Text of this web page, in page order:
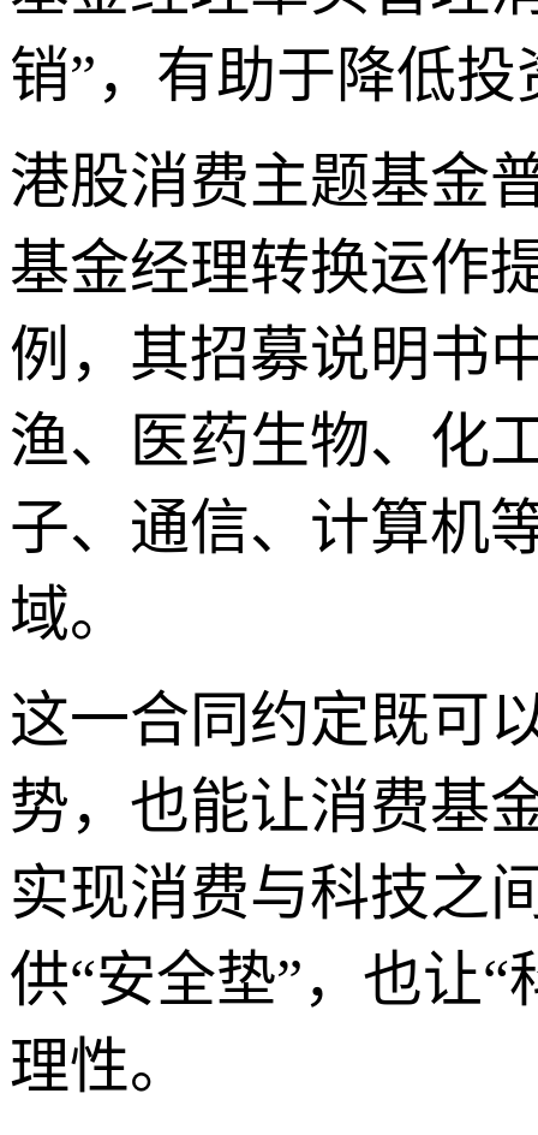
销”，有助于降低
港股消费主题基金
基金经理转换运作
例，其招募说明书
渔、医药生物、化
子、通信、计算机
域。
这一合同约定既可
势，也能让消费基
实现消费与科技之
供“安全垫”，也让
理性。